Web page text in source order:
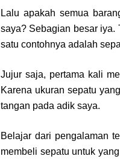
Lalu apakah semua
saya? Sebagian besar iya.
satu contohnya adalah
Jujur saja, pertama kali
Karena ukuran sepatu
tangan pada adik saya.
Belajar dari pengalaman
membeli sepatu untuk